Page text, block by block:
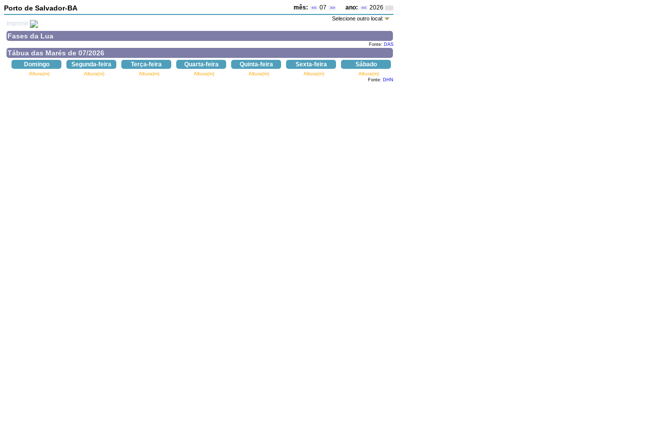
Porto de Salvador-BA mês: << 07 >> ano: << 2026
Imprimir
Selecione outro local:
Fases da Lua
Fonte: DAS
Tábua das Marés de 07/2026
Domingo Segunda-feira Terça-feira Quarta-feira Quinta-feira Sexta-feira Sábado
Altura(m) Altura(m) Altura(m) Altura(m) Altura(m) Altura(m) Altura(m)
Fonte: DHN